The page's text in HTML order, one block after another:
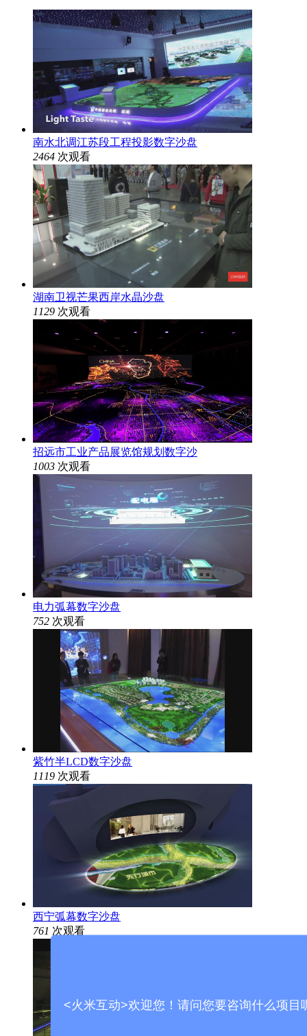
南水北调江苏段工程投影数字沙盘
2464 次观看
湖南卫视芒果西岸水晶沙盘
1129 次观看
招远市工业产品展览馆规划数字沙
1003 次观看
电力弧幕数字沙盘
752 次观看
紫竹半LCD数字沙盘
1119 次观看
西宁弧幕数字沙盘
761 次观看
<火米互动>欢迎您！请问您要咨询什么项目